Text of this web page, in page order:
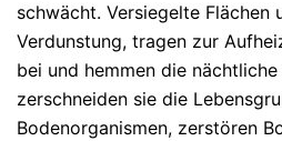
schwächt. Versiegelte Flächen
Verdunstung, tragen zur
bei und hemmen die
zerschneiden sie die
Bodenorganismen, zerstören